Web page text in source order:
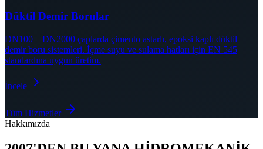
Düktil Demir Borular
DN100 – DN2000 çaplarda çimento astarlı, epoksi kaplı düktil
demir boru sistemleri. İçme suyu ve sulama hatları için EN 545
standardına uygun üretim.
İncele
Tüm Hizmetler
Hakkımızda